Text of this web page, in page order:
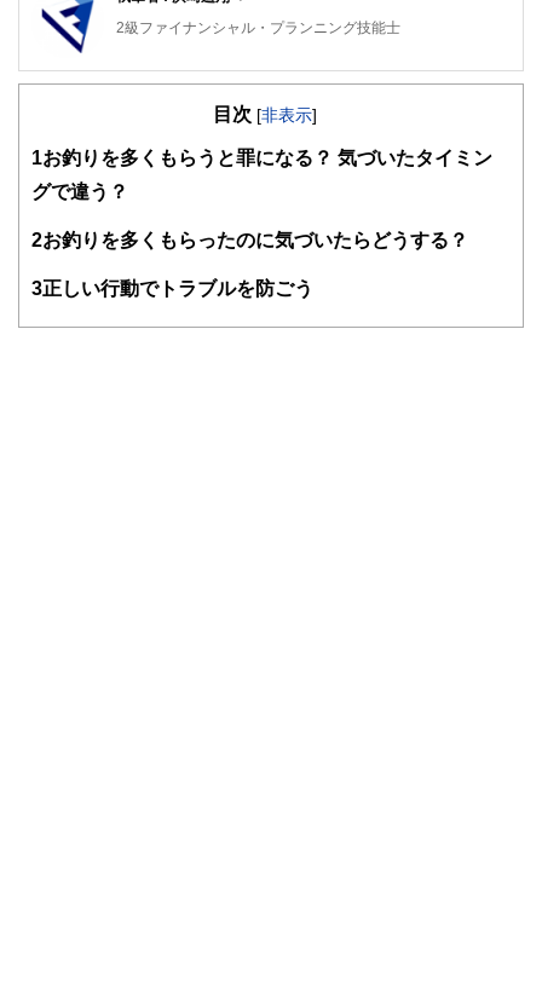
2級ファイナンシャル・プランニング技能士
目次 [非表示]
1 お釣りを多くもらうと罪になる？ 気づいたタイミン
グで違う？
2お釣りを多くもらったのに気づいたらどうする？
3正しい行動でトラブルを防ごう